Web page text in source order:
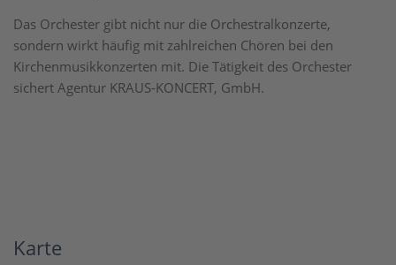
Das Orchester gibt nicht nur die Orchestralkonzerte,
sondern wirkt häufig mit zahlreichen Chören bei den
Kirchenmusikkonzerten mit. Die Tätigkeit des Orchester
sichert Agentur KRAUS-KONCERT, GmbH.
Karte